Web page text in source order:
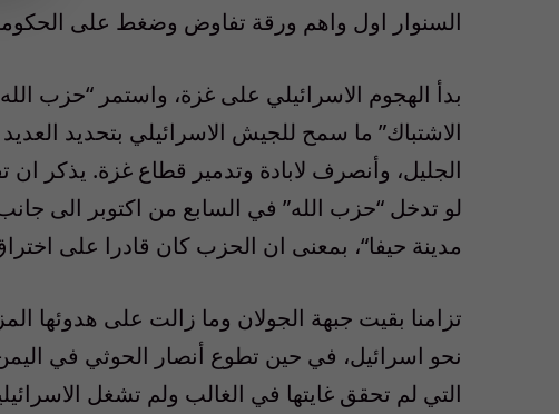
السنوار اول واهم ورقة تفاوض وضغط على الحكومة
بدأ الهجوم الاسرائيلي على غزة، واستمر “حزب الله
الاشتباك” ما سمح للجيش الاسرائيلي بتحديد
الجليل، وأنصرف لابادة وتدمير قطاع غزة. يذكر ان
لو تدخل “حزب الله” في السابع من اكتوبر الى
مدينة حيفا“، بمعنى ان الحزب كان قادرا على
تزامنا بقيت جبهة الجولان وما زالت على هدوئها
نحو اسرائيل، في حين تطوع أنصار الحوثي في
التي لم تحقق غايتها في الغالب ولم تشغل